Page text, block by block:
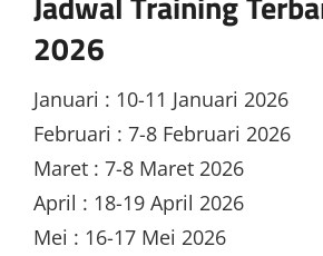
2026
Januari : 10-11 Januari 2026
Februari : 7-8 Februari 2026
Maret : 7-8 Maret 2026
April : 18-19 April 2026
Mei : 16-17 Mei 2026